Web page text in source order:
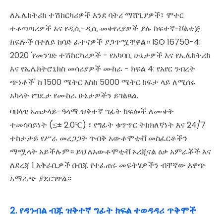
ለኤሌክትሪክ ተሽከርካሪዎች እንደ ባትሪ ማሸጊያዎች፣ ሞተር
ተቆጣጣሪዎች እና የዲሲ-ዲሲ መቀየሪያዎች ያሉ ከፍተኛ-ቮልቴጅ
ክፍሎች በተለይ ከባድ ፈተናዎች ያጋጥሟቸዋል። ISO 16750-4:
2020 'የመንገድ ተሽከርካሪዎች - የአካባቢ ሁኔታዎች እና የኤሌክትሪክ
እና የኤሌክትሮኒክስ መሳሪያዎች ሙከራ - ክፍል 4: የአየር ንብረት
ጭነቶች' ከ 1500 ሜትር እስከ 5000 ሜትር ከፍታ ላይ ለሚሰሩ
አካላት የግዴታ የሙከራ ሁኔታዎችን ይገልጻል.
ባህላዊ አጠቃላይ-ዓላማ ዝቅተኛ ግፊት ክፍሎች ለሙቀት
ተመሳሳይነት (≤± 2.0℃) ፣ የግፊት ቁጥጥር ትክክለኛነት እና 24/7
ተከታታይ የሥራ መረጋጋት ጥብቅ አውቶሞቲቭ መስፈርቶችን
ማሟላት አይችሉም። ይህ ለአውቶሞቲቭ ኦሪጂናል ዕቃ አምራቾች እና
ለደረጃ 1 አቅራቢዎች በብጁ የተፈጠሩ መፍትሄዎችን ብቸኛው አዋጭ
አማራጭ ያደርገዋል።
2. የዳንብል ብጁ ዝቅተኛ ግፊት ክፍል ተወዳዳሪ ጥቅሞች